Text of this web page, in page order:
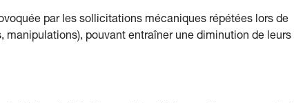
par les sollicitations mécaniques répétées lors de
manipulations), pouvant entraîner une diminution de leurs